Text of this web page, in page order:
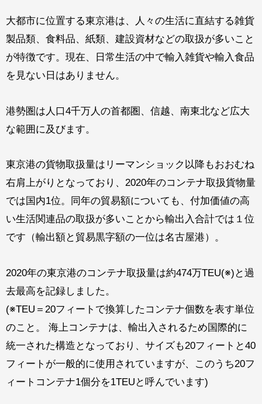
大都市に位置する東京港は、人々の生活に直結する雑貨
製品類、食料品、紙類、建設資材などの取扱が多いこと
が特徴です。現在、日常生活の中で輸入雑貨や輸入食品
を見ない日はありません。
港勢圏は人口4千万人の首都圏、信越、南東北など広大
な範囲に及びます。
東京港の貨物取扱量はリーマンショック以降もおおむね
右肩上がりとなっており、2020年のコンテナ取扱貨物量
では国内1位。同年の貿易額についても、付加価値の高
い生活関連品の取扱が多いことから輸出入合計では１位
です（輸出額と貿易黒字額の一位は名古屋港）。
2020年の東京港のコンテナ取扱量は約474万TEU(※)と過
去最高を記録しました。
(※TEU＝20フィートで換算したコンテナ個数を表す単位
のこと。 海上コンテナは、輸出入されるため国際的に
統一された構造となっており、サイズも20フィートと40
フィートが一般的に使用されていますが、このうち20フ
ィートコンテナ1個分を1TEUと呼んでいます)